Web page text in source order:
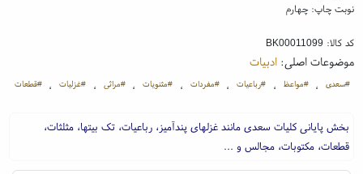
نوبت چاپ: چهارم
کد کالا: BK00011099
موضوعات اصلی:ادبیات
#سعدی ، #مواعظ ، #رباعیات ، #مفردات ، #مثنویات ، #مراثی ، #غزلیات ، #قطعات
بخش پایانی کلیات سعدی مانند غزلهای پندآمیز، رباعیات، تک بیتها، مثلثات،
قطعات، مکتوبات، مجالس و ...